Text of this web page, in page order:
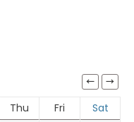
Thu Fri Sat